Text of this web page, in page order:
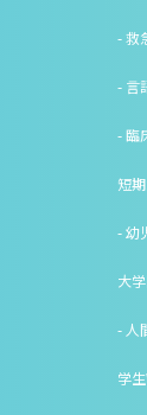
- 救
- 言
- 臨
短
- 幼
大
- 人
学